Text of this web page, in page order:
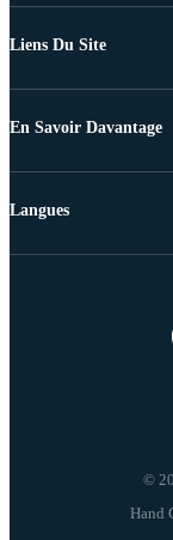
Liens Du Site
En Savoir Davantage
©
Langues